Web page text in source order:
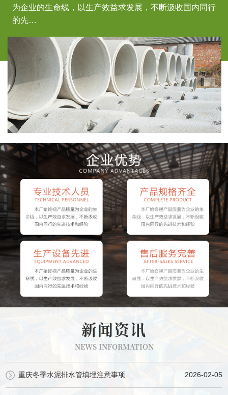
为企业的生命线，以生产效益求发展，不断汲收国内同行
的先…
新闻资讯
NEWS INFORMATION
重庆冬季水泥排水管填埋注意事项 2026-02-05